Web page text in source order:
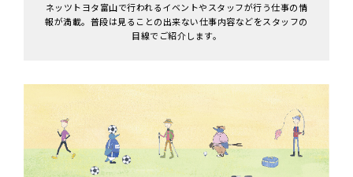
ネッツトヨタ富山で行われるイベントやスタッフが行う仕事の情
報が満載。普段は見ることの出来ない仕事内容などをスタッフの
目線でご紹介します。